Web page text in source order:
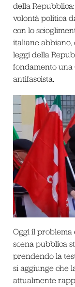
della
volontà politica
con lo
italiane abbiano,
leggi della
fondamento una
antifascista.
Oggi il problema
scena pubblica
prendendo la
si aggiunge che
attualmente